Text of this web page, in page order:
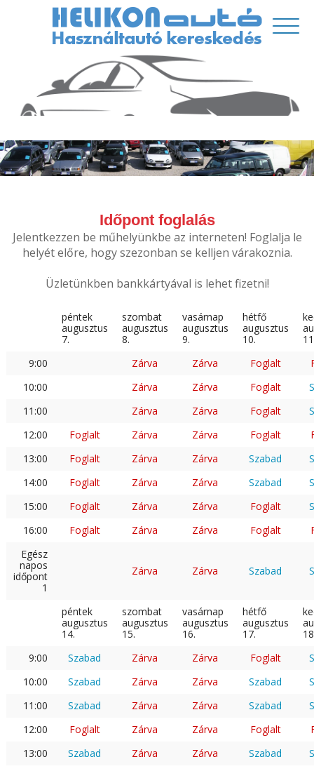
Időpont foglalás
Jelentkezzen be műhelyünkbe az interneten! Foglalja le
helyét előre, hogy szezonban se kelljen várakoznia.
Üzletünkben bankkártyával is lehet fizetni!
péntek
augusztus
7.
szombat
augusztus
8.
vasárnap
augusztus
9.
hétfő
augusztus
10.
9:00
Zárva Zárva Foglalt
10:00
Zárva Zárva Foglalt
11:00
Zárva Zárva Foglalt
12:00
Foglalt Zárva Zárva Foglalt
13:00
Foglalt Zárva Zárva Szabad
14:00
Foglalt Zárva Zárva Szabad
15:00
Foglalt Zárva Zárva Foglalt
16:00
Foglalt Zárva Zárva Foglalt
Egész
napos
időpont
1
Zárva Zárva Szabad
péntek
augusztus
14.
szombat
augusztus
15.
vasárnap
augusztus
16.
hétfő
augusztus
17.
9:00
Szabad Zárva Zárva Foglalt
10:00
Szabad Zárva Zárva Szabad
11:00
Szabad Zárva Zárva Szabad
12:00
Foglalt Zárva Zárva Foglalt
13:00
Szabad Zárva Zárva Szabad